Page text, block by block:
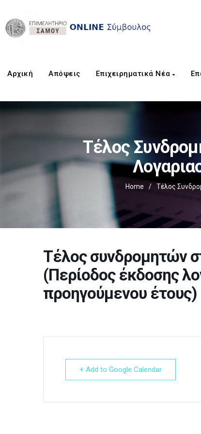
Αρχική Aπόψεις Επιχειρηματικά Νέα
Τέλος
Home / Τέλος
Τέλος συνδρομητών
(Περίοδος έκδοσης
προηγούμενου έτους)
+ Add to Google Calendar